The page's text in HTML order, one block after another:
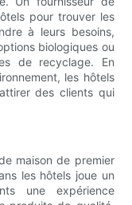
pour trouver les
à leurs besoins,
biologiques ou
de recyclage. En
les hôtels
des clients qui
maison de premier
les hôtels joue un
une expérience